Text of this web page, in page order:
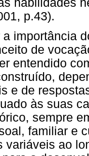
p.43).
importância
de
entendido
e de
às suas
sempre
familiar e
variáveis ao